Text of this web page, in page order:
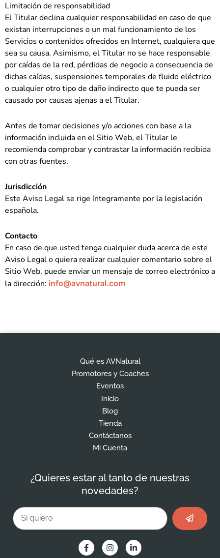
Limitación de responsabilidad
El Titular declina cualquier responsabilidad en caso de que
existan interrupciones o un mal funcionamiento de los
Servicios o contenidos ofrecidos en Internet, cualquiera que
sea su causa. Asimismo, el Titular no se hace responsable
por caídas de la red, pérdidas de negocio a consecuencia de
dichas caídas, suspensiones temporales de fluido eléctrico
o cualquier otro tipo de daño indirecto que te pueda ser
causado por causas ajenas a el Titular.
Antes de tomar decisiones y/o acciones con base a la
información incluida en el Sitio Web, el Titular le
recomienda comprobar y contrastar la información recibida
con otras fuentes.
Jurisdicción
Este Aviso Legal se rige íntegramente por la legislación
española.
Contacto
En caso de que usted tenga cualquier duda acerca de este
Aviso Legal o quiera realizar cualquier comentario sobre el
Sitio Web, puede enviar un mensaje de correo electrónico a
la dirección: info@avnatural.com
Qué es AVNatural
Promotores y Coaches
Eventos
Inicio
Blog
Tienda
Contáctanos
Mi Cuenta
¿Quieres estar al tanto de nuestras
novedades?
Email Enviar
F
a
I
n
L
i